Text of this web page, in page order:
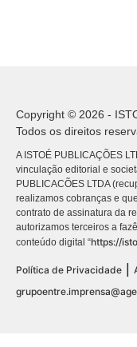
Copyright © 2026 -
Todos os direitos
A ISTOÉ PUBLICAÇÕES
vinculação editorial e
PUBLICACÕES LTDA
realizamos cobranças e
contrato de assinatura da
autorizamos terceiros a
conteúdo digital “https://
Política de Privacidade